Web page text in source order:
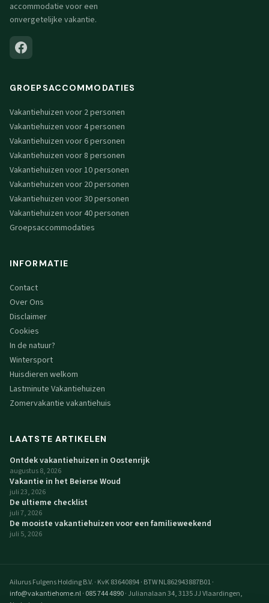
accommodatie voor een
onvergetelijke vakantie.
GROEPSACCOMMODATIES
Vakantiehuizen voor 2 personen
Vakantiehuizen voor 4 personen
Vakantiehuizen voor 6 personen
Vakantiehuizen voor 8 personen
Vakantiehuizen voor 10 personen
Vakantiehuizen voor 20 personen
Vakantiehuizen voor 30 personen
Vakantiehuizen voor 40 personen
Groepsaccommodaties
INFORMATIE
Contact
Over Ons
Disclaimer
Cookies
In de natuur?
Wintersport
Huisdieren welkom
Lastminute Vakantiehuizen
Zomervakantie vakantiehuis
LAATSTE ARTIKELEN
Ontdek vakantiehuizen in Oostenrijk
augustus 8, 2026
Vakantie in het Beierse Woud
juli 23, 2026
De ultieme checklist
juli 7, 2026
De mooiste vakantiehuizen voor een familieweekend
juli 5, 2026
Ailurus Fulgens Holding B.V. · KvK 83640894· BTW NL862943887B01·
info@vakantiehome.nl· 085 744 4890· Julianalaan 34, 3135 JJ Vlaardingen,